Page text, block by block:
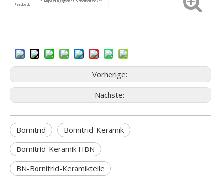
Feedback
5. Anpassungsgröße6. Sicherheitspaket
Vorherige:
Nächste:
Bornitrid
Bornitrid-Keramik
Bornitrid-Keramik HBN
BN-Bornitrid-Keramikteile